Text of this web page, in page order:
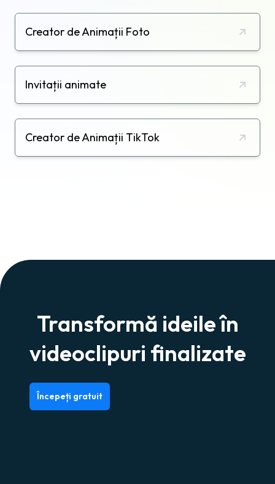
Creator de Animații Foto
Invitații animate
Creator de Animații TikTok
Transformă ideile în
videoclipuri finalizate
Începeți gratuit